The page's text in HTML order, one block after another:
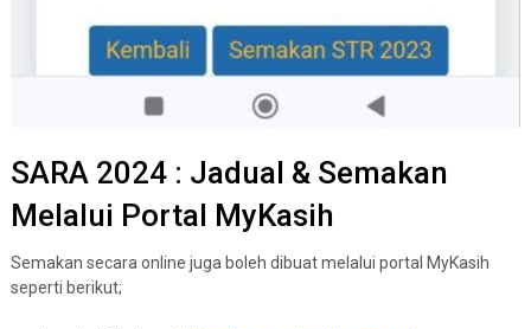
SARA 2024 : Jadual & Semakan
Melalui Portal MyKasih
Semakan secara online juga boleh dibuat melalui portal MyKasih
seperti berikut;